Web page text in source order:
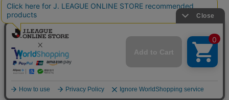
SERVED.